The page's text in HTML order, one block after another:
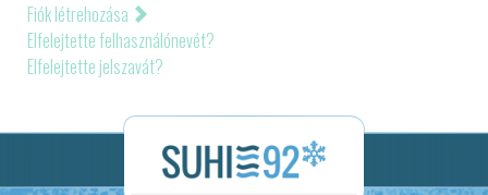
Fiók létrehozása
Elfelejtette felhasználónevét?
Elfelejtette jelszavát?